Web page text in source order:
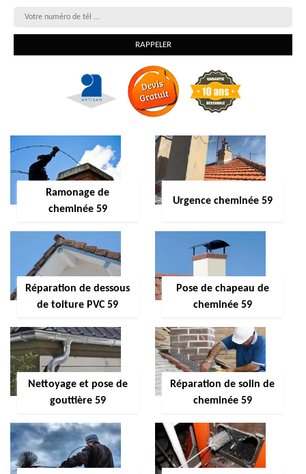
Ramonage de
cheminée 59
Urgence cheminée 59
Réparation de dessous
de toiture PVC 59
Pose de chapeau de
cheminée 59
Nettoyage et pose de
gouttière 59
Réparation de solin de
cheminée 59